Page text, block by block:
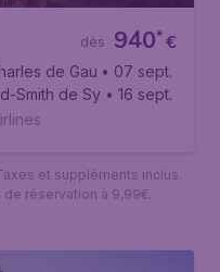
€
940*
dès
de Gaulle• 07 sept.
Smith de Sydney• 16 sept.
et suppléments inclus.
réservation à 9,99€.